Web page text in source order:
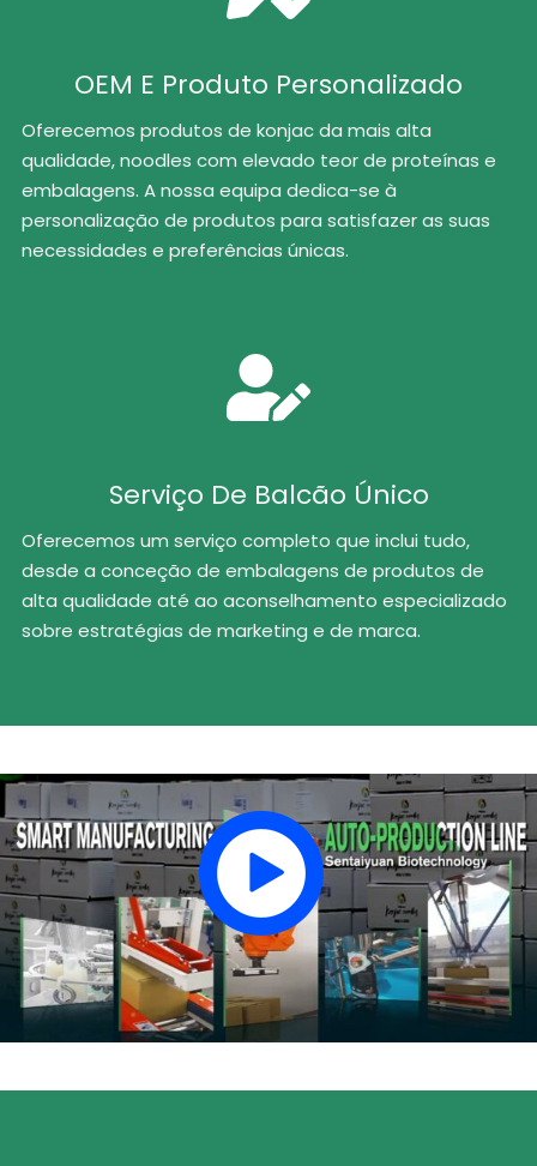
OEM E Produto Personalizado
Oferecemos produtos de konjac da mais alta
qualidade, noodles com elevado teor de proteínas e
embalagens. A nossa equipa dedica-se à
personalização de produtos para satisfazer as suas
necessidades e preferências únicas.
Serviço De Balcão Único
Oferecemos um serviço completo que inclui tudo,
desde a conceção de embalagens de produtos de
alta qualidade até ao aconselhamento especializado
sobre estratégias de marketing e de marca.